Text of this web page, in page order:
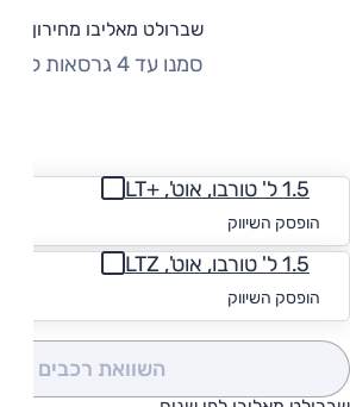
שברולט מאליבו מחירון
סמנו עד 4 גרסאות להשוואה
1.5 ל' טורבו, אוט', +LT
הופסק השיווק
1.5 ל' טורבו, אוט', LTZ
הופסק השיווק
השוואת רכבים